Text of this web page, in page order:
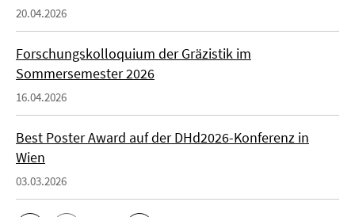
20.04.2026
Forschungskolloquium der Gräzistik im
Sommersemester 2026
16.04.2026
Best Poster Award auf der DHd2026-Konferenz in
Wien
03.03.2026